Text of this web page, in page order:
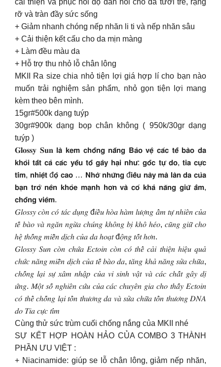
cải thiện và phục hồi độ đàn hồi cho da tươi trẻ, rạng
rỡ và tràn đầy sức sống
+ Giảm nhanh chóng nếp nhăn li ti và nếp nhăn sâu
+ Cải thiện kết cấu cho da mịn màng
+ Làm đều màu da
+ Hỗ trợ thu nhỏ lỗ chân lông
MKII Ra size chia nhỏ tiện lợi giá hợp lí cho bạn nào
muốn trải nghiệm sản phẩm, nhỏ gọn tiện lợi mang
kèm theo bên mình.
15gr#500k dạng tuýp
30gr#900k dạng bọp chân không ( 950k/30gr dạng
tuýp )
𝐆𝐥𝐨𝐬𝐬𝐲 𝐒𝐮𝐧 𝗹𝗮̀ 𝗸𝗲𝗺 𝗰𝗵𝗼̂́𝗻𝗴 𝗻𝗮̆́𝗻𝗴 𝗕𝗮̉𝗼 𝘃𝗲̣̂ 𝗰𝗮́𝗰 𝘁𝗲̂́ 𝗯𝗮̀𝗼 𝗱𝗮
𝗸𝗵𝗼̉𝗶 𝘁𝗮̂́𝘁 𝗰𝗮̉ 𝗰𝗮́𝗰 𝘆𝗲̂́𝘂 𝘁𝗼̂́ 𝗴𝗮̂𝘆 𝗵𝗮̣𝗶 𝗻𝗵𝘂̛: 𝗴𝗼̂́𝗰 𝘁𝘂̛̣ 𝗱𝗼, 𝘁𝗶𝗮 𝗰𝘂̛̣𝗰
𝘁𝗶́𝗺, 𝗻𝗵𝗶𝗲̣̂𝘁 đ𝗼̣̂ 𝗰𝗮𝗼 … 𝗡𝗵𝗼̛̀ 𝗻𝗵𝘂̛̃𝗻𝗴 đ𝗶𝗲̂̀𝘂 𝗻𝗮̀𝘆 𝗺𝗮̀ 𝗹𝗮̀𝗻 𝗱𝗮 𝗰𝘂̉𝗮
𝗯𝗮̣𝗻 𝘁𝗿𝗼̛̉ 𝗻𝗲̂𝗻 𝗸𝗵𝗼̉𝗲 𝗺𝗮̣𝗻𝗵 𝗵𝗼̛𝗻 𝘃𝗮̀ 𝗰𝗼́ 𝗸𝗵𝗮̉ 𝗻𝗮̆𝗻𝗴 𝗴𝗶𝘂̛̃ 𝗮̂̉𝗺,
𝗰𝗵𝗼̂́𝗻𝗴 𝘃𝗶𝗲̂𝗺.
𝐺𝑙𝑜𝑠𝑠𝑦 𝑐𝑜̀𝑛 𝑐𝑜́ 𝑡𝑎́𝑐 𝑑𝑢̣𝑛𝑔 đ𝑖𝑒̂̀𝑢 ℎ𝑜̀𝑎 ℎ𝑎̀𝑚 𝑙𝑢̛𝑜̛̣𝑛𝑔 𝑎̂̉𝑚 𝑡𝑢̛̣ 𝑛ℎ𝑖𝑒̂𝑛 𝑐𝑢̉𝑎
𝑡𝑒̂́ 𝑏𝑎̀𝑜 𝑣𝑎̀ 𝑛𝑔𝑎̆𝑛 𝑛𝑔𝑢̛̀𝑎 𝑐ℎ𝑢́𝑛𝑔 𝑘ℎ𝑜̂𝑛𝑔 𝑏𝑖̣ 𝑘ℎ𝑜̂ ℎ𝑒́𝑜, 𝑐𝑢̃𝑛𝑔 𝑔𝑖𝑢̛̃ 𝑐ℎ𝑜
ℎ𝑒̣̂ 𝑡ℎ𝑜̂́𝑛𝑔 𝑚𝑖𝑒̂̃𝑛 𝑑𝑖̣𝑐ℎ 𝑐𝑢̉𝑎 𝑑𝑎 ℎ𝑜𝑎̣𝑡 đ𝑜̣̂𝑛𝑔 𝑡𝑜̂́𝑡 ℎ𝑜̛𝑛.
𝐺𝑙𝑜𝑠𝑠𝑦 𝑆𝑢𝑛 𝑐𝑜̀𝑛 𝑐ℎ𝑢̛́𝑎 𝐸𝑐𝑡𝑜𝑖𝑛 𝑐𝑜̀𝑛 𝑐𝑜́ 𝑡ℎ𝑒̂̉ 𝑐𝑎̉𝑖 𝑡ℎ𝑖𝑒̣̂𝑛 ℎ𝑖𝑒̣̂𝑢 𝑞𝑢𝑎̉
𝑐ℎ𝑢̛́𝑐 𝑛𝑎̆𝑛𝑔 𝑚𝑖𝑒̂̃𝑛 𝑑𝑖̣𝑐ℎ 𝑐𝑢̉𝑎 𝑡𝑒̂́ 𝑏𝑎̀𝑜 𝑑𝑎, 𝑡𝑎̆𝑛𝑔 𝑘ℎ𝑎̉ 𝑛𝑎̆𝑛𝑔 𝑠𝑢̛̉𝑎 𝑐ℎ𝑢̛̃𝑎,
𝑐ℎ𝑜̂́𝑛𝑔 𝑙𝑎̣𝑖 𝑠𝑢̛̣ 𝑥𝑎̂𝑚 𝑛ℎ𝑎̣̂𝑝 𝑐𝑢̉𝑎 𝑣𝑖 𝑠𝑖𝑛ℎ 𝑣𝑎̣̂𝑡 𝑣𝑎̀ 𝑐𝑎́𝑐 𝑐ℎ𝑎̂́𝑡 𝑔𝑎̂𝑦 𝑑𝑖̣
𝑢̛́𝑛𝑔. 𝑀𝑜̣̂𝑡 𝑠𝑜̂́ 𝑛𝑔ℎ𝑖𝑒̂𝑛 𝑐𝑢̛́𝑢 𝑐𝑢̉𝑎 𝑐𝑎́𝑐 𝑐ℎ𝑢𝑦𝑒̂𝑛 𝑔𝑖𝑎 𝑐ℎ𝑜 𝑡ℎ𝑎̂́𝑦 𝐸𝑐𝑡𝑜𝑖𝑛
𝑐𝑜́ 𝑡ℎ𝑒̂̉ 𝑐ℎ𝑜̂́𝑛𝑔 𝑙𝑎̣𝑖 𝑡𝑜̂̉𝑛 𝑡ℎ𝑢̛𝑜̛𝑛𝑔 𝑑𝑎 𝑣𝑎̀ 𝑠𝑢̛̉𝑎 𝑐ℎ𝑢̛̃𝑎 𝑡𝑜̂̉𝑛 𝑡ℎ𝑢̛𝑜̛𝑛𝑔 𝐷𝑁𝐴
𝑑𝑜 𝑇𝑖𝑎 𝑐𝑢̛̣𝑐 𝑡𝑖́𝑚
Cùng thử sức trùm cuối chống nắng của MKII nhé
SỰ KẾT HỢP HOÀN HẢO CỦA COMBO 3 THÀNH
PHẦN ƯU VIỆT :
+ Niacinamide: giúp se lỗ chân lông, giảm nếp nhăn,